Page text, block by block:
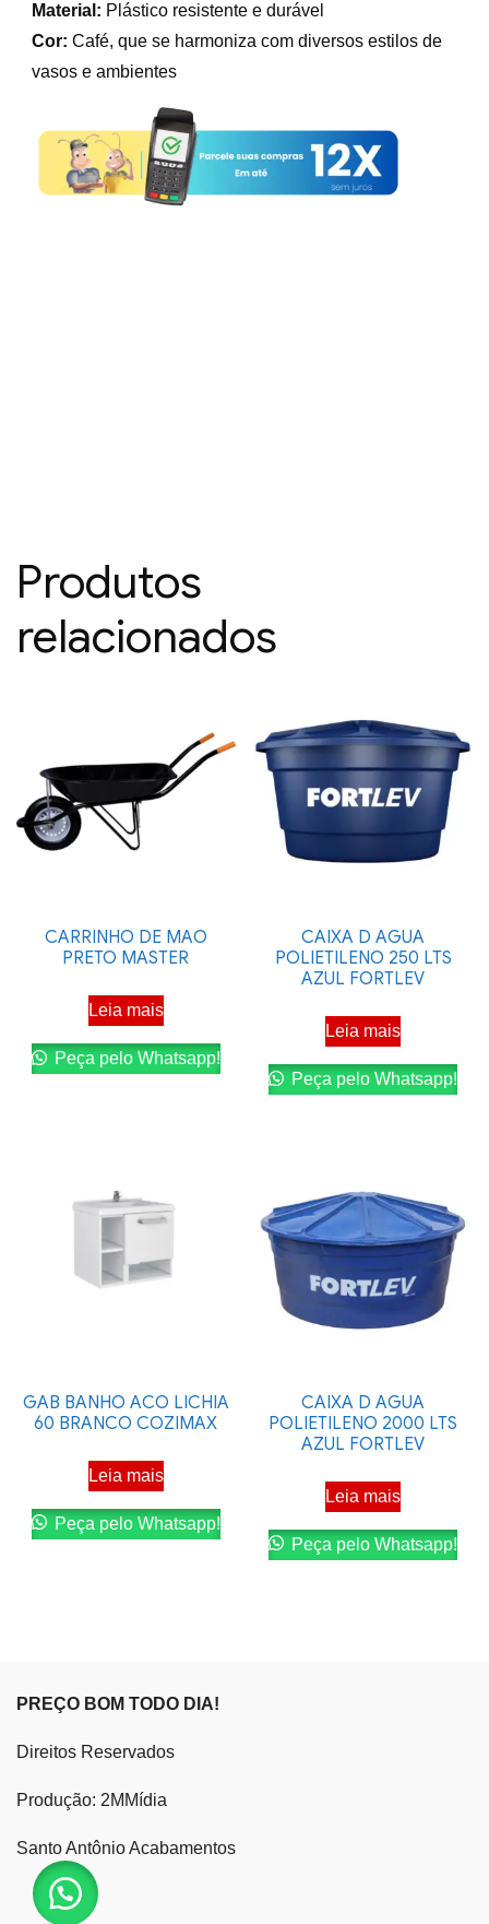
Material: Plástico resistente e durável
Cor: Café, que se harmoniza com diversos estilos de
vasos e ambientes
Produtos
relacionados
CARRINHO DE MAO
PRETO MASTER
Leia mais
Peça pelo Whatsapp!
CAIXA D AGUA
POLIETILENO 250 LTS
AZUL FORTLEV
Leia mais
Peça pelo Whatsapp!
GAB BANHO ACO LICHIA
60 BRANCO COZIMAX
Leia mais
Peça pelo Whatsapp!
CAIXA D AGUA
POLIETILENO 2000 LTS
AZUL FORTLEV
Leia mais
Peça pelo Whatsapp!
PREÇO BOM TODO DIA!
Direitos Reservados
Produção: 2MMídia
Santo Antônio Acabamentos